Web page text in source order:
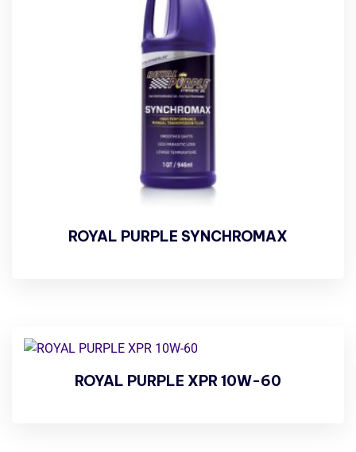
ROYAL PURPLE SYNCHROMAX
ROYAL PURPLE XPR 10W-60